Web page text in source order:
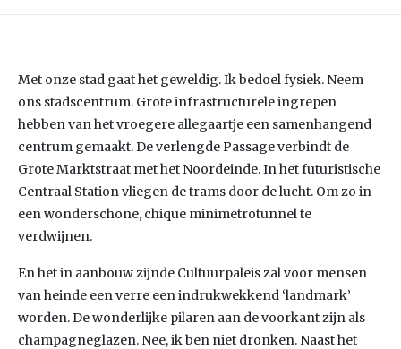
Met onze stad gaat het geweldig. Ik bedoel fysiek. Neem
ons stadscentrum. Grote infrastructurele ingrepen
hebben van het vroegere allegaartje een samenhangend
centrum gemaakt. De verlengde Passage verbindt de
Grote Marktstraat met het Noordeinde. In het futuristische
Centraal Station vliegen de trams door de lucht. Om zo in
een wonderschone, chique minimetrotunnel te
verdwijnen.
En het in aanbouw zijnde Cultuurpaleis zal voor mensen
van heinde een verre een indrukwekkend ‘landmark’
worden. De wonderlijke pilaren aan de voorkant zijn als
champagneglazen. Nee, ik ben niet dronken. Naast het